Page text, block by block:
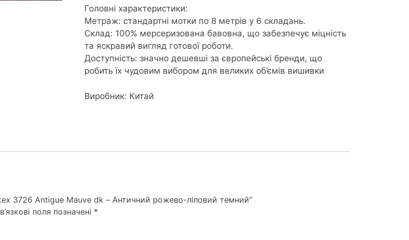
Головні характеристики:
Метраж: стандартні мотки по 8 метрів у 6 складань.
Склад: 100% мерсеризована бавовна, що забезпечує міцність
та яскравий вигляд готової роботи.
Доступність: значно дешевші за європейські бренди, що
робить їх чудовим вибором для великих об’ємів вишивки
Виробник: Китай
3726 Antigue Mauve dk – Античний рожево-ліловий темний”
поля позначені *